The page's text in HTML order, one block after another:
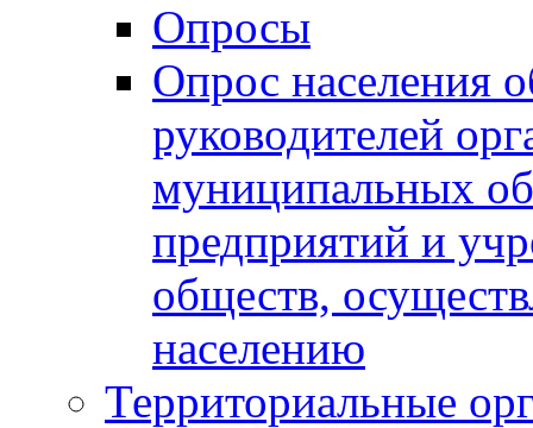
Опросы
Опрос населения
руководителей
муниципальных
предприятий и
обществ,
населению
Территориальные